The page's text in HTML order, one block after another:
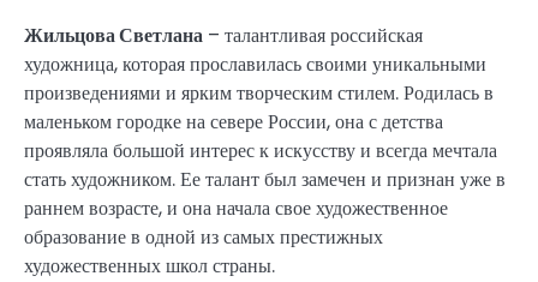
Жильцова Светлана – талантливая российская
художница, которая прославилась своими уникальными
произведениями и ярким творческим стилем. Родилась в
маленьком городке на севере России, она с детства
проявляла большой интерес к искусству и всегда мечтала
стать художником. Ее талант был замечен и признан уже в
раннем возрасте, и она начала свое художественное
образование в одной из самых престижных
художественных школ страны.